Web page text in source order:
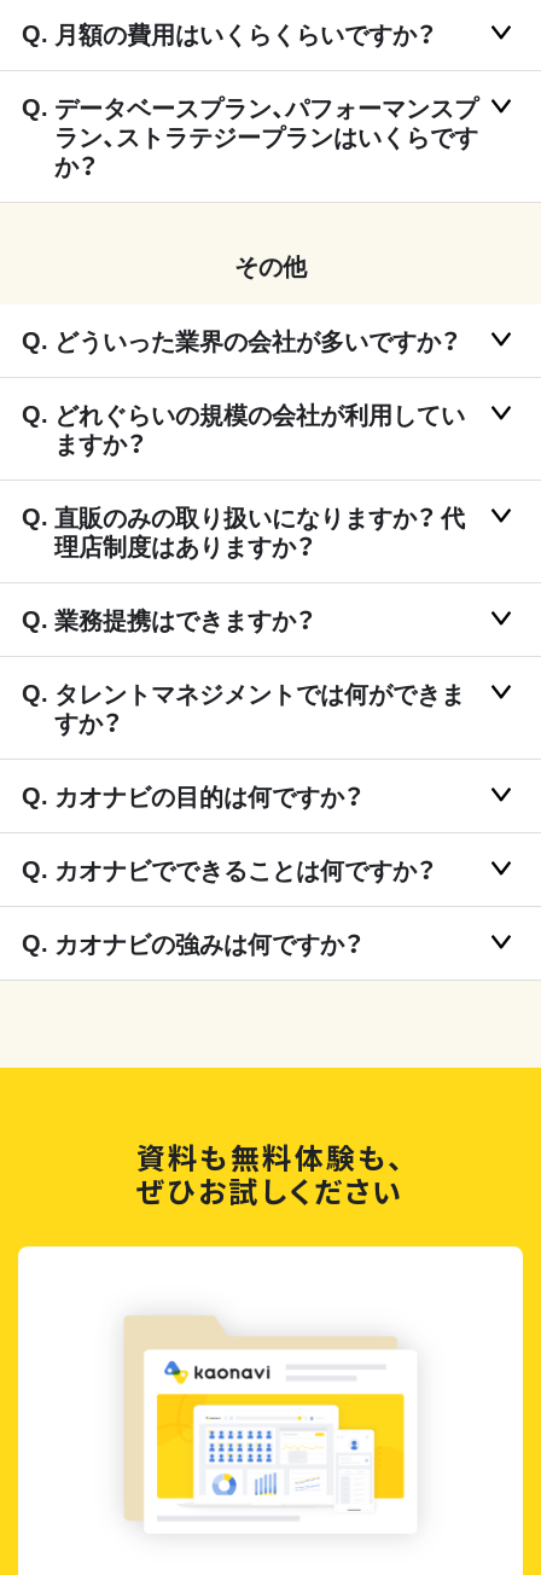
月額の費用はいくらくらいですか？
データベースプラン、パフォーマンスプ
ラン、ストラテジープランはいくらです
か？
その他
どういった業界の会社が多いですか？
どれぐらいの規模の会社が利用してい
ますか？
直販のみの取り扱いになりますか？ 代
理店制度はありますか？
業務提携はできますか？
タレントマネジメントでは何ができま
すか？
カオナビの目的は何ですか？
カオナビでできることは何ですか？
カオナビの強みは何ですか？
資料も無料体験も、
ぜひお試しください